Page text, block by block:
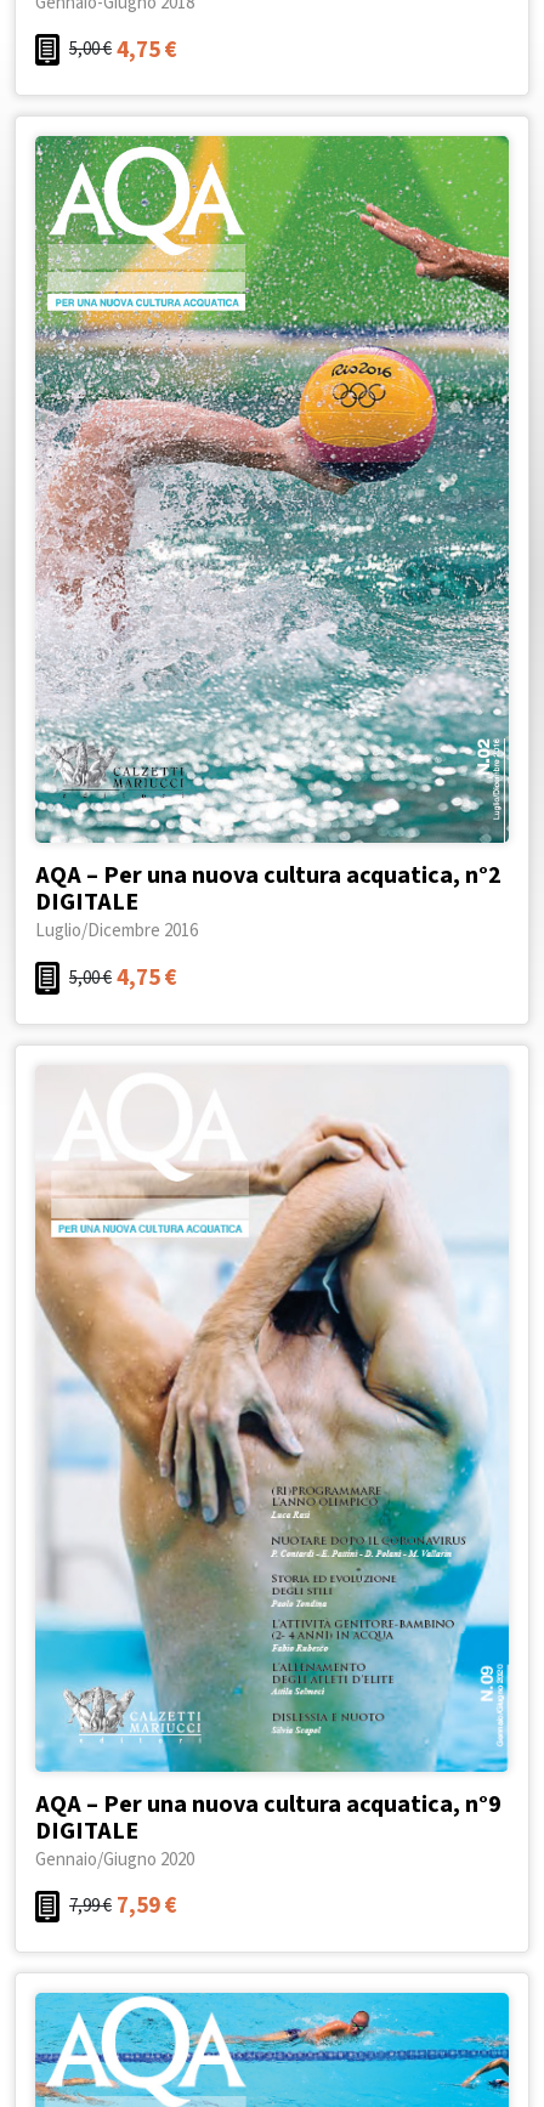
5,00€4,75€
AQA – Per una nuova cultura acquatica, n°2
DIGITALE
Luglio/Dicembre 2016
5,00€4,75€
AQA – Per una nuova cultura acquatica, n°9
DIGITALE
Gennaio/Giugno 2020
7,99€ 7,59€